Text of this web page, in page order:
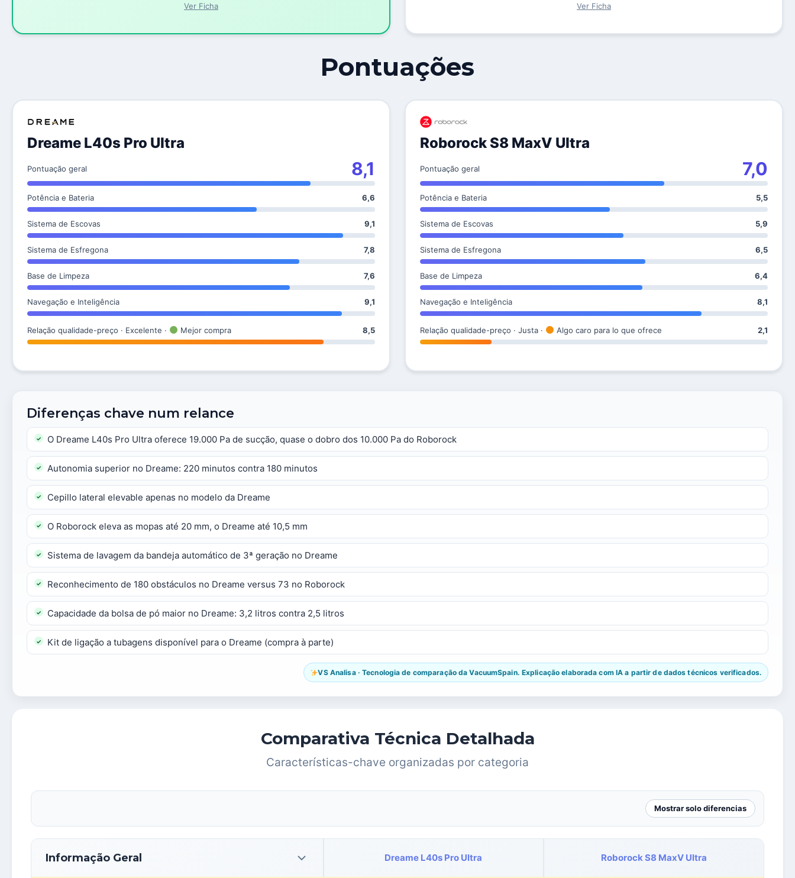
Ver Ficha Ver Ficha
Pontuações
Dreame L40s Pro Ultra
Pontuação geral 8,1
Potência e Bateria 6,6
Sistema de Escovas 9,1
Sistema de Esfregona 7,8
Base de Limpeza 7,6
Navegação e Inteligência 9,1
Relação qualidade-preço · Excelente · Mejor compra 8,5
Roborock S8 MaxV Ultra
Pontuação geral 7,0
Potência e Bateria 5,5
Sistema de Escovas 5,9
Sistema de Esfregona 6,5
Base de Limpeza 6,4
Navegação e Inteligência 8,1
Relação qualidade-preço · Justa · Algo caro para lo que ofrece 2,1
Diferenças chave num relance
O Dreame L40s Pro Ultra oferece 19.000 Pa de sucção, quase o dobro dos 10.000 Pa do Roborock
Autonomia superior no Dreame: 220 minutos contra 180 minutos
Cepillo lateral elevable apenas no modelo da Dreame
O Roborock eleva as mopas até 20 mm, o Dreame até 10,5 mm
Sistema de lavagem da bandeja automático de 3ª geração no Dreame
Reconhecimento de 180 obstáculos no Dreame versus 73 no Roborock
Capacidade da bolsa de pó maior no Dreame: 3,2 litros contra 2,5 litros
Kit de ligação a tubagens disponível para o Dreame (compra à parte)
VS Analisa · Tecnologia de comparação da VacuumSpain. Explicação elaborada com IA a partir de dados técnicos verificados.
Comparativa Técnica Detalhada
Características-chave organizadas por categoria
Mostrar solo diferencias
Informação Geral Dreame L40s Pro Ultra Roborock S8 MaxV Ultra